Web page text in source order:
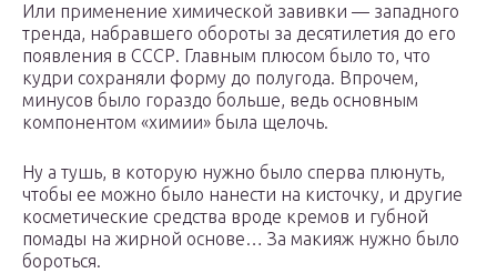
Или применение химической завивки — западного
тренда, набравшего обороты за десятилетия до его
появления в СССР. Главным плюсом было то, что
кудри сохраняли форму до полугода. Впрочем,
минусов было гораздо больше, ведь основным
компонентом «химии» была щелочь.
Ну а тушь, в которую нужно было сперва плюнуть,
чтобы ее можно было нанести на кисточку, и другие
косметические средства вроде кремов и губной
помады на жирной основе… За макияж нужно было
бороться.